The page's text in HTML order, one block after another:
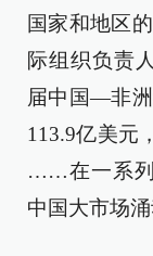
国家和地区
际组织负责
届中国—非
113.9亿美元
……在一系列
中国大市场